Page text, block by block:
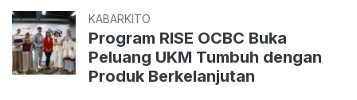
KABARKITO
Program RISE OCBC Buka
Peluang UKM Tumbuh dengan
Produk Berkelanjutan